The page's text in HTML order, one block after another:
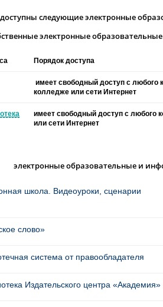
следующие электронные
электронные
Порядок доступа
имеет свободный доступ с любого
колледже или сети Интернет
имеет свободный доступ с любого
или сети Интернет
электронные образовательные и
школа. Видеоуроки, сценарии
слово»
система от правообладателя
Издательского центра «Академия»